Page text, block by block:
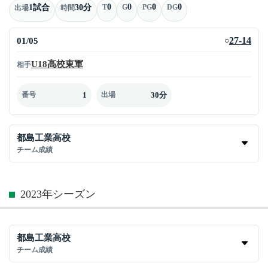
出場1試合 時間30分 T0 G0 PG0 DG0
01/05 ○27-14
相手U18高校東軍
番号 1 出場 30分
都島工業高校
チーム成績
2023年シーズン
都島工業高校
チーム成績